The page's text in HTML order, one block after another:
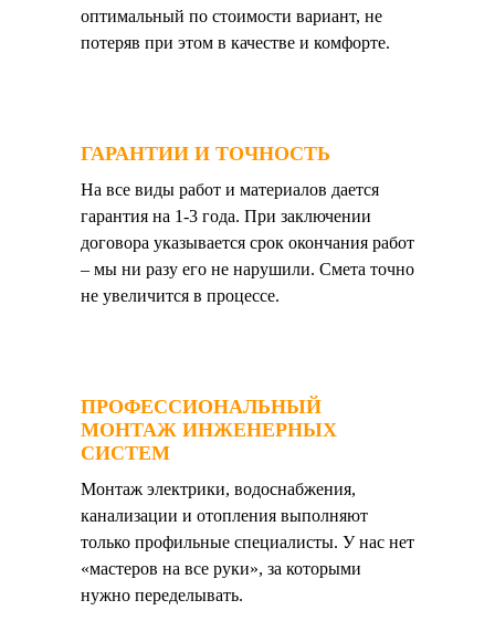
оптимальный по стоимости вариант, не
потеряв при этом в качестве и комфорте.
ГАРАНТИИ И ТОЧНОСТЬ
На все виды работ и материалов дается
гарантия на 1-3 года. При заключении
договора указывается срок окончания работ
– мы ни разу его не нарушили. Смета точно
не увеличится в процессе.
ПРОФЕССИОНАЛЬНЫЙ
МОНТАЖ ИНЖЕНЕРНЫХ
СИСТЕМ
Монтаж электрики, водоснабжения,
канализации и отопления выполняют
только профильные специалисты. У нас нет
«мастеров на все руки», за которыми
нужно переделывать.